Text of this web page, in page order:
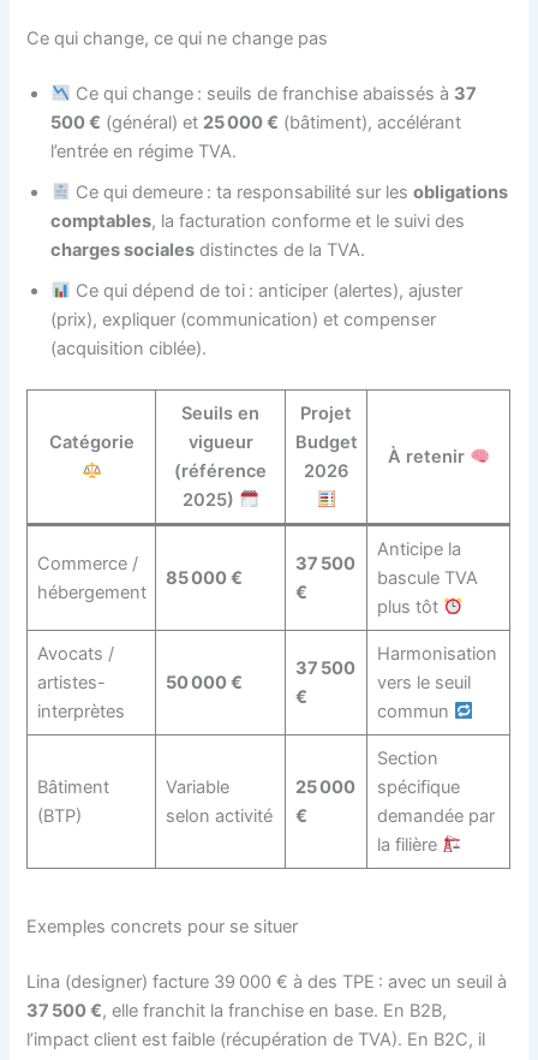
Ce qui change, ce qui ne change pas
Ce qui change : seuils de franchise abaissés à 37
500 € (général) et 25 000 € (bâtiment), accélérant
l’entrée en régime TVA.
Ce qui demeure : ta responsabilité sur lesobligations
comptables, la facturation conforme et le suivi des
charges sociales distinctes de la TVA.
Ce qui dépend de toi : anticiper (alertes), ajuster
(prix), expliquer (communication) et compenser
(acquisition ciblée).
Catégorie
Seuils en
vigueur
(référence
2025)
Projet
Budget
2026
À retenir
Commerce /
hébergement
85 000 €
37 500
€
Anticipe la
bascule TVA
plus tôt
Avocats /
artistes-
interprètes
50 000 €
37 500
€
Harmonisation
vers le seuil
commun
Bâtiment
(BTP)
Variable
selon activité
25 000
€
Section
spécifique
demandée par
la filière
Exemples concrets pour se situer
Lina (designer) facture 39 000 € à des TPE : avec un seuil à
37 500 €, elle franchit la franchise en base. En B2B,
l’impact client est faible (récupération de TVA). En B2C, il